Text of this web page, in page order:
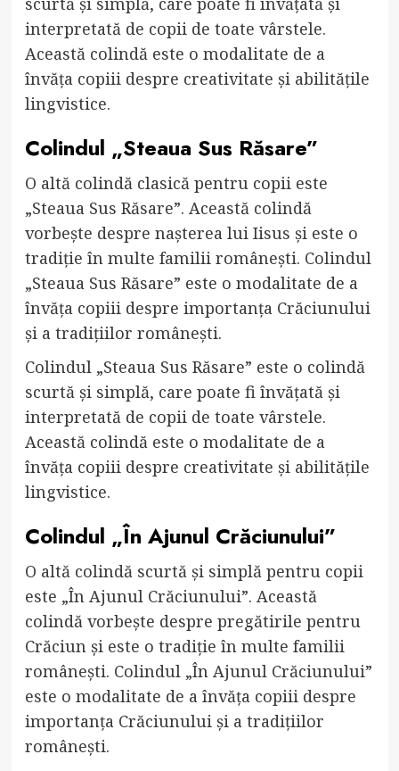
interpretată de copii de toate vârstele.
Această colindă este o modalitate de a
învăța copiii despre creativitate și abilitățile
lingvistice.
Colindul „Steaua Sus Răsare”
O altă colindă clasică pentru copii este
„Steaua Sus Răsare”. Această colindă
vorbește despre nașterea lui Iisus și este o
tradiție în multe familii românești. Colindul
„Steaua Sus Răsare” este o modalitate de a
învăța copiii despre importanța Crăciunului
și a tradițiilor românești.
Colindul „Steaua Sus Răsare” este o colindă
scurtă și simplă, care poate fi învățată și
interpretată de copii de toate vârstele.
Această colindă este o modalitate de a
învăța copiii despre creativitate și abilitățile
lingvistice.
Colindul „În Ajunul Crăciunului”
O altă colindă scurtă și simplă pentru copii
este „În Ajunul Crăciunului”. Această
colindă vorbește despre pregătirile pentru
Crăciun și este o tradiție în multe familii
românești. Colindul „În Ajunul Crăciunului”
este o modalitate de a învăța copiii despre
importanța Crăciunului și a tradițiilor
românești.